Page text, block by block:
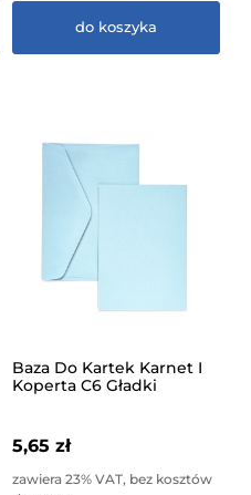
do koszyka
Baza Do Kartek Karnet I
Koperta C6 Gładki
5,65 zł
zawiera 23% VAT, bez kosztów